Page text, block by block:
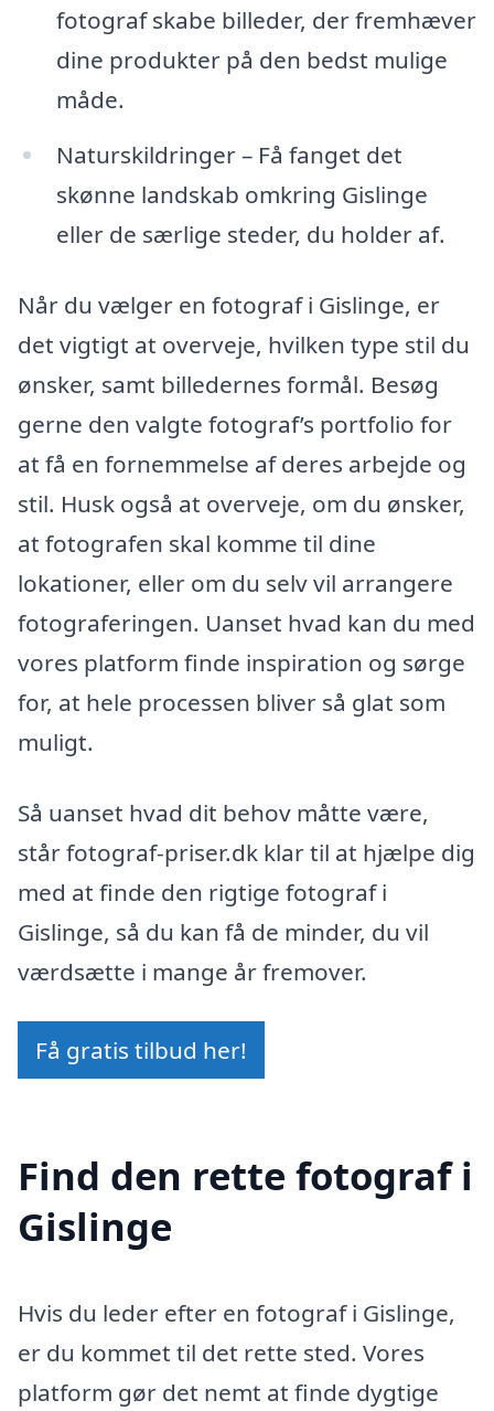
fotograf skabe billeder, der fremhæver
dine produkter på den bedst mulige
måde.
Naturskildringer – Få fanget det
skønne landskab omkring Gislinge
eller de særlige steder, du holder af.
Når du vælger en fotograf i Gislinge, er
det vigtigt at overveje, hvilken type stil du
ønsker, samt billedernes formål. Besøg
gerne den valgte fotograf’s portfolio for
at få en fornemmelse af deres arbejde og
stil. Husk også at overveje, om du ønsker,
at fotografen skal komme til dine
lokationer, eller om du selv vil arrangere
fotograferingen. Uanset hvad kan du med
vores platform finde inspiration og sørge
for, at hele processen bliver så glat som
muligt.
Så uanset hvad dit behov måtte være,
står fotograf-priser.dk klar til at hjælpe dig
med at finde den rigtige fotograf i
Gislinge, så du kan få de minder, du vil
værdsætte i mange år fremover.
Få gratis tilbud her!
Find den rette fotograf i
Gislinge
Hvis du leder efter en fotograf i Gislinge,
er du kommet til det rette sted. Vores
platform gør det nemt at finde dygtige